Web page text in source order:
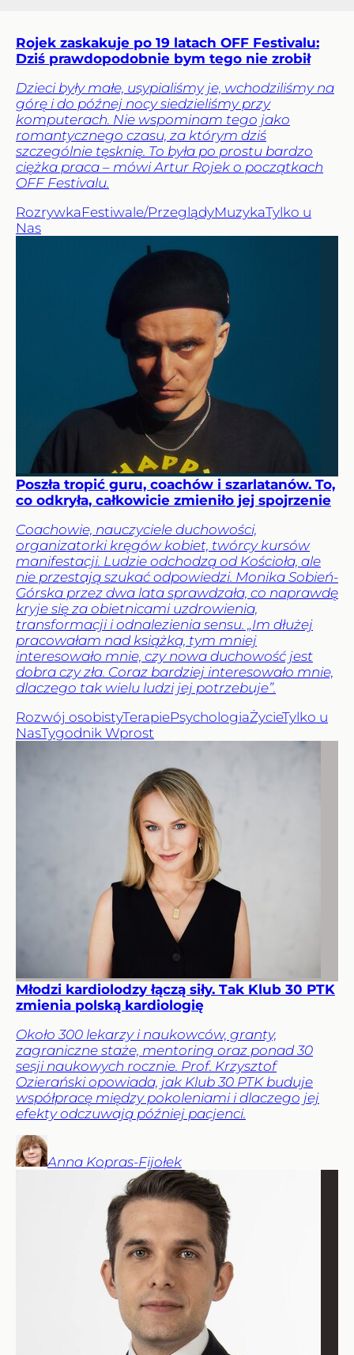
Rojek zaskakuje po 19 latach OFF Festivalu:
Dziś prawdopodobnie bym tego nie zrobił
Dzieci były małe, usypialiśmy je, wchodziliśmy na
górę i do późnej nocy siedzieliśmy przy
komputerach. Nie wspominam tego jako
romantycznego czasu, za którym dziś
szczególnie tęsknię. To była po prostu bardzo
ciężka praca – mówi Artur Rojek o początkach
OFF Festivalu.
RozrywkaFestiwale/PrzeglądyMuzykaTylko u
Nas
Poszła tropić guru, coachów i szarlatanów. To,
co odkryła, całkowicie zmieniło jej spojrzenie
Coachowie, nauczyciele duchowości,
organizatorki kręgów kobiet, twórcy kursów
manifestacji. Ludzie odchodzą od Kościoła, ale
nie przestają szukać odpowiedzi. Monika Sobień-
Górska przez dwa lata sprawdzała, co naprawdę
kryje się za obietnicami uzdrowienia,
transformacji i odnalezienia sensu. „Im dłużej
pracowałam nad książką, tym mniej
interesowało mnie, czy nowa duchowość jest
dobra czy zła. Coraz bardziej interesowało mnie,
dlaczego tak wielu ludzi jej potrzebuje”.
Rozwój osobistyTerapiePsychologiaŻycieTylko u
NasTygodnik Wprost
Młodzi kardiolodzy łączą siły. Tak Klub 30 PTK
zmienia polską kardiologię
Około 300 lekarzy i naukowców, granty,
zagraniczne staże, mentoring oraz ponad 30
sesji naukowych rocznie. Prof. Krzysztof
Ozierański opowiada, jak Klub 30 PTK buduje
współpracę między pokoleniami i dlaczego jej
efekty odczuwają później pacjenci.
Anna Kopras-Fijołek